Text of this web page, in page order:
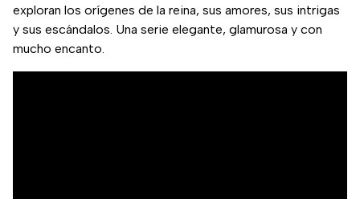
exploran los orígenes de la reina, sus amores, sus intrigas
y sus escándalos. Una serie elegante, glamurosa y con
mucho encanto.